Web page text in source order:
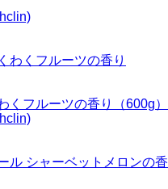
くフルーツの香り（600g）